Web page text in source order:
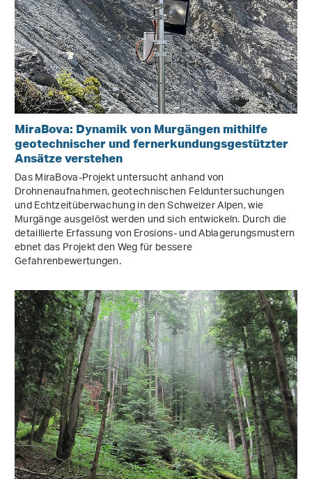
MiraBova: Dynamik von Murgängen mithilfe
geotechnischer und fernerkundungsgestützter
Ansätze verstehen
Das MiraBova-Projekt untersucht anhand von
Drohnenaufnahmen, geotechnischen Felduntersuchungen
und Echtzeitüberwachung in den Schweizer Alpen, wie
Murgänge ausgelöst werden und sich entwickeln. Durch die
detaillierte Erfassung von Erosions- und Ablagerungsmustern
ebnet das Projekt den Weg für bessere
Gefahrenbewertungen.